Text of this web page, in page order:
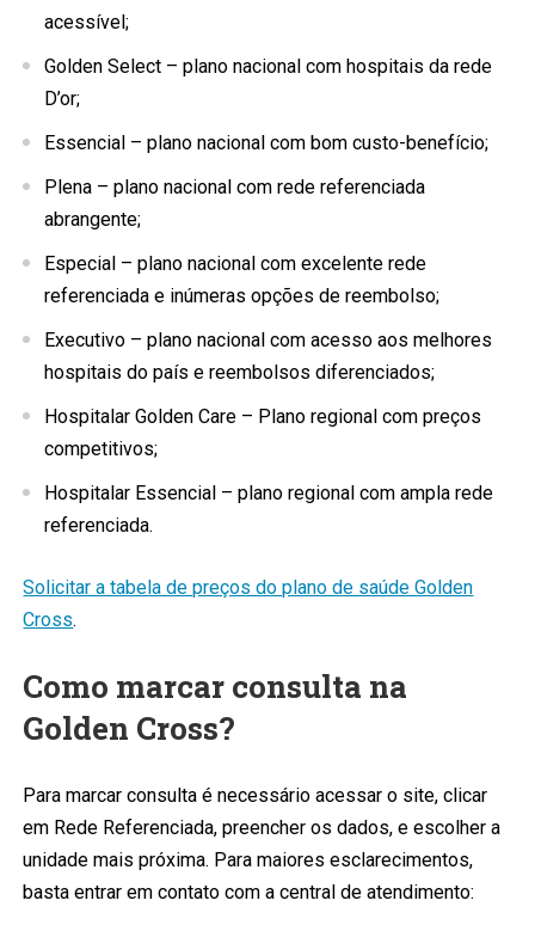
acessível;
Golden Select – plano nacional com hospitais da rede
D’or;
Essencial – plano nacional com bom custo-benefício;
Plena – plano nacional com rede referenciada
abrangente;
Especial – plano nacional com excelente rede
referenciada e inúmeras opções de reembolso;
Executivo – plano nacional com acesso aos melhores
hospitais do país e reembolsos diferenciados;
Hospitalar Golden Care – Plano regional com preços
competitivos;
Hospitalar Essencial – plano regional com ampla rede
referenciada.
Solicitar a tabela de preços do plano de saúde Golden
Cross.
Como marcar consulta na
Golden Cross?
Para marcar consulta é necessário acessar o site, clicar
em Rede Referenciada, preencher os dados, e escolher a
unidade mais próxima. Para maiores esclarecimentos,
basta entrar em contato com a central de atendimento: